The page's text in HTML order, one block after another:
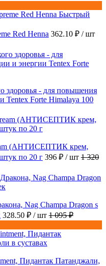
Быстрый
Red Henna 362.10 ₽ / шт
здоровья - для повышения
Tentex Forte Himalaya 100
(АНТИСЕПТИК крем,
по 20 г 396 ₽ / шт 1 320
Nag Champa Dragon s
328.50 ₽ / шт 1 095 ₽
Пидантак Патанджали,